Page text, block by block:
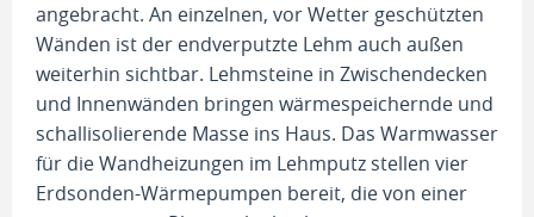
angebracht. An einzelnen, vor Wetter geschützten
Wänden ist der endverputzte Lehm auch außen
weiterhin sichtbar. Lehmsteine in Zwischendecken
und Innenwänden bringen wärmespeichernde und
schallisolierende Masse ins Haus. Das Warmwasser
für die Wandheizungen im Lehmputz stellen vier
Erdsonden-Wärmepumpen bereit, die von einer